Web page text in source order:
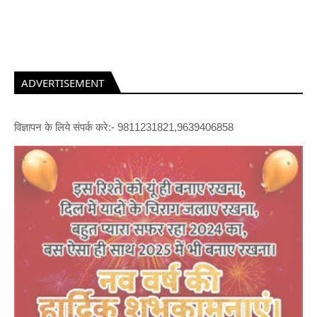
ADVERTISEMENT
विज्ञापन के लिये संपर्क करे:- 9811231821,9639406858